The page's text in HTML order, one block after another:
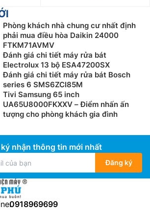
Phòng khách nhà chung cư nhất định
phải mua điều hòa Daikin 24000
FTKM71AVMV
Đánh giá chi tiết máy rửa bát
Electrolux 13 bộ ESA47200SX
Đánh giá chi tiết máy rửa bát Bosch
series 6 SMS6ZCI85M
Tivi Samsung 65 inch
UA65U8000FKXXV – Điểm nhấn ấn
tượng cho phòng khách gia đình
nhận thông tin mới nhất
Đăng ký
0918969699